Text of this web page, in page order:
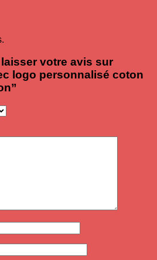
votre avis sur
logo personnalisé coton